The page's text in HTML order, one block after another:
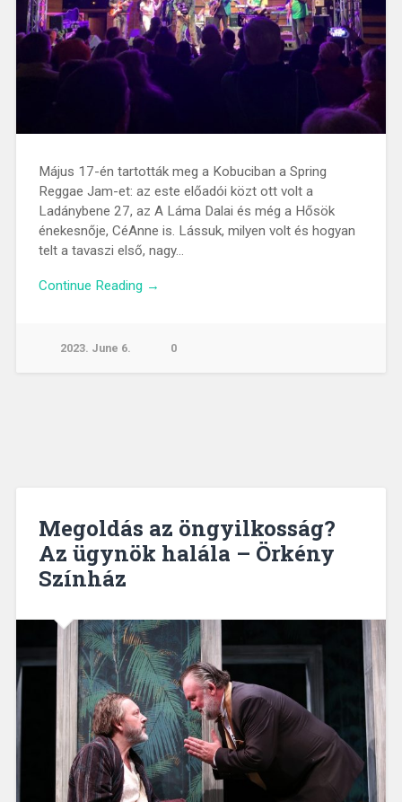
Május 17-én tartották meg a Kobuciban a Spring
Reggae Jam-et: az este előadói közt ott volt a
Ladánybene 27, az A Láma Dalai és még a Hősök
énekesnője, CéAnne is. Lássuk, milyen volt és hogyan
telt a tavaszi első, nagy…
Continue Reading →
2023. June 6. 0
Megoldás az öngyilkosság?
Az ügynök halála – Örkény
Színház